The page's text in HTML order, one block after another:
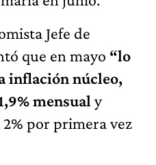
Jefe de
que en mayo “lo
inflación núcleo,
mensual y
por primera vez